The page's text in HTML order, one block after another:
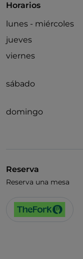
Visa
Horarios
lunes - miércoles
jueves
viernes
sábado
domingo
Reserva
Reserva una mesa